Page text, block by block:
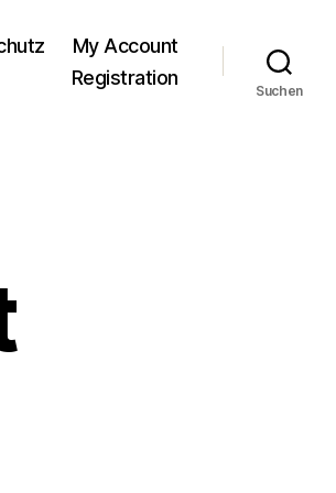
My Account
Registration
Suchen